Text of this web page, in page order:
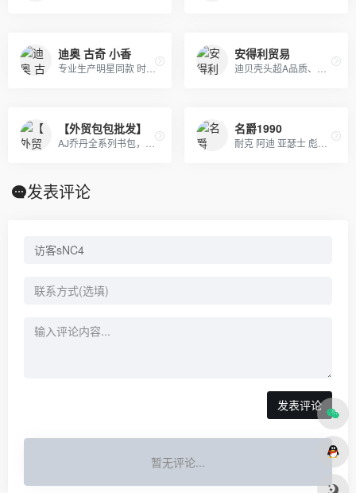
迪奥 古奇 小香 安得利贸易
【外贸包包批发】 名爵1990
发表评论
发表评论
暂无评论...